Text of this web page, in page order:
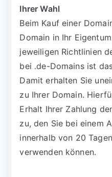
Ihrer Wahl
Beim Kauf einer
Domain in Ihr
jeweiligen Richtlinien
bei .de-Domains ist
Damit erhalten Sie
zu Ihrer Domain.
Erhalt Ihrer Zahlung
zu, den Sie bei einem
innerhalb von 20
verwenden können.